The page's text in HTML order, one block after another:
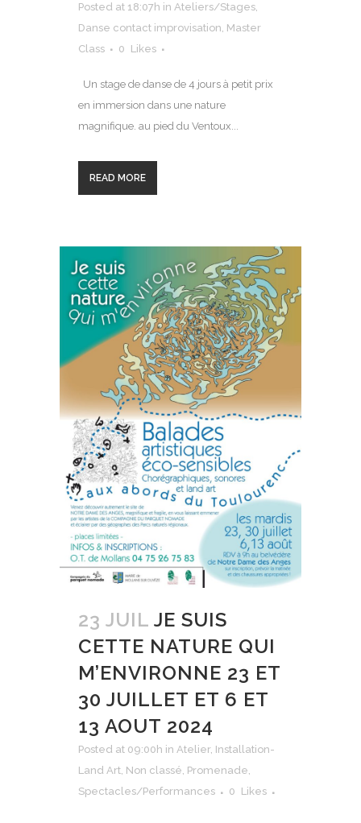
Posted at 18:07h in Ateliers/Stages,
Danse contact improvisation, Master
Class
0 Likes
Un stage de danse de 4 jours à petit prix
en immersion dans une nature
magnifique. au pied du Ventoux...
READ MORE
23 JUIL JE SUIS
CETTE NATURE QUI
M’ENVIRONNE 23 ET
30 JUILLET ET 6 ET
13 AOUT 2024
Posted at 09:00h in Atelier, Installation-
Land Art, Non classé, Promenade,
Spectacles/Performances
0 Likes